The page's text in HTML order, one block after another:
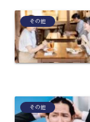
その他
その他